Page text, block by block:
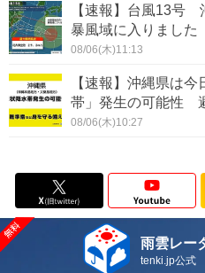
【速報】台風13号
暴風域に入りました
08/06(木)11:13
【速報】沖縄県は
帯」発生の可能性
08/06(木)10:27
雨雲レー
tenki.jp公式